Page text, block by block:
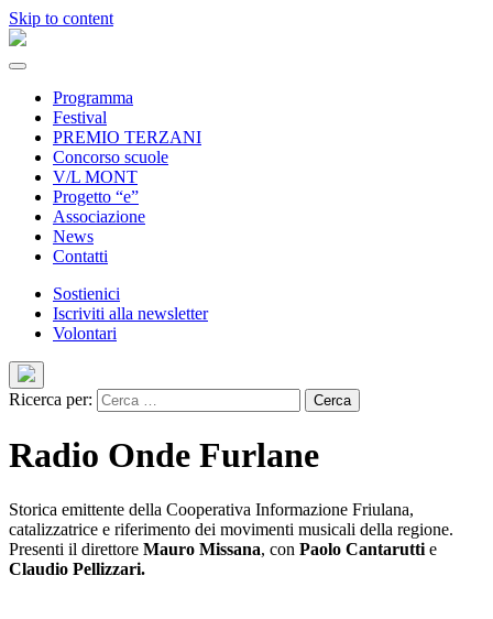
Skip to content
Programma
Festival
PREMIO TERZANI
Concorso scuole
V/L MONT
Progetto “e”
Associazione
News
Contatti
Sostienici
Iscriviti alla newsletter
Volontari
Ricerca per:
Radio Onde Furlane
Storica emittente della Cooperativa Informazione Friulana,
catalizzatrice e riferimento dei movimenti musicali della regione.
Presenti il direttore Mauro Missana, con Paolo Cantarutti e
Claudio Pellizzari.